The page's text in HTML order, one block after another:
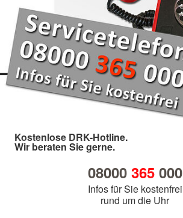
Kostenlose DRK-Hotline.
Wir beraten Sie gerne.
08000 365000
Infos für Sie kostenfrei
rund um die Uhr